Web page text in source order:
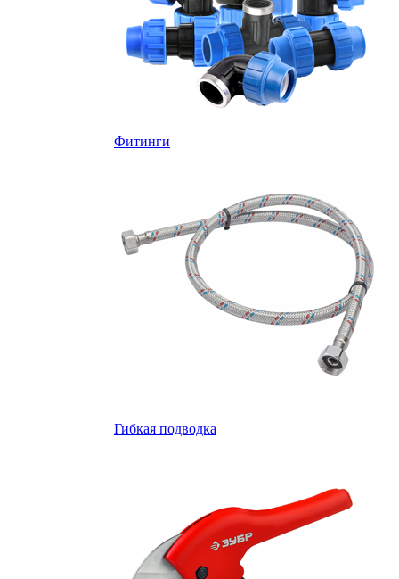
Фитинги
Гибкая подводка